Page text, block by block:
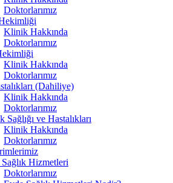
Doktorlarımız
Klinik Hakkında
Doktorlarımız
Klinik Hakkında
Doktorlarımız
(Dahiliye)
Klinik Hakkında
Doktorlarımız
Sağlığı ve Hastalıkları
Klinik Hakkında
Doktorlarımız
Hizmetleri
Doktorlarımız